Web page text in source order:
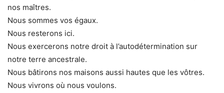
nos maîtres.
Nous sommes vos égaux.
Nous resterons ici.
Nous exercerons notre droit à l’autodétermination sur
notre terre ancestrale.
Nous bâtirons nos maisons aussi hautes que les vôtres.
Nous vivrons où nous voulons.